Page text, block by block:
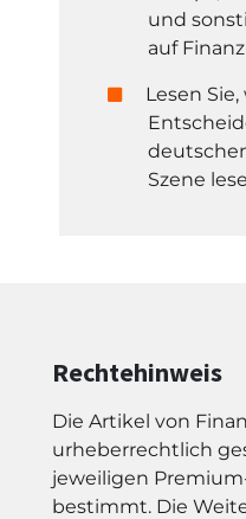
und
auf
Lesen
Szene
Rechtehinweis
Die Artikel von
urheberrechtlich
jeweiligen
bestimmt. Die